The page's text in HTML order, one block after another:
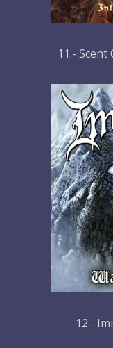
11.-
12.-